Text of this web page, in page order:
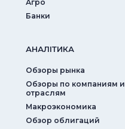
Агро
Банки
АНАЛIТИКА
Обзоры рынка
Обзоры по компаниям и
отраслям
Макроэкономика
Обзор облигаций